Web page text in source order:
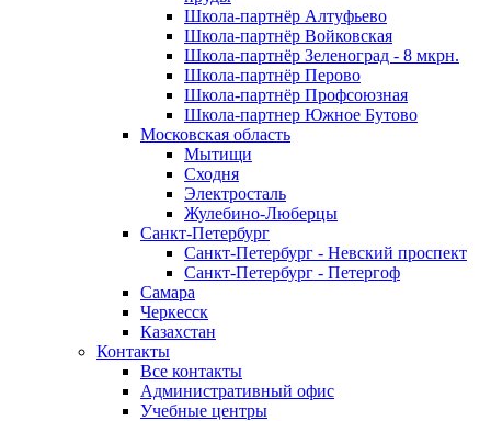
Школа-партнёр Алтуфьево
Школа-партнёр Войковская
Школа-партнёр Зеленоград - 8 мкрн.
Школа-партнёр Перово
Школа-партнёр Профсоюзная
Школа-партнер Южное Бутово
Московская область
Мытищи
Сходня
Электросталь
Жулебино-Люберцы
Санкт-Петербург
Санкт-Петербург - Невский проспект
Санкт-Петербург - Петергоф
Самара
Черкесск
Казахстан
Контакты
Все контакты
Административный офис
Учебные центры